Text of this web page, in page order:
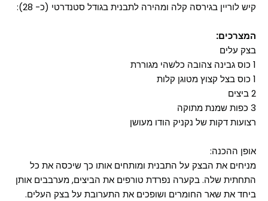
קיש לוריין בגירסה קלה ומהירה לתבנית בגודל סטנדרטי (כ- 28):
המצרכים:
בצק עלים
1 כוס גבינה צהובה כלשהי מגוררת
1 כוס בצל קצוץ מטוגן קלות
2 ביצים
3 כפות שמנת מתוקה
רצועות דקות של נקניק הודו מעושן
אופן ההכנה:
מניחים את הבצק על התבנית ומותחים אותו כך שיכסה את כל
התחתית שלה. בקערה נפרדת טורפים את הביצים, מערבבים אותן
ביחד את שאר החומרים ושופכים את התערובת על בצק העלים.